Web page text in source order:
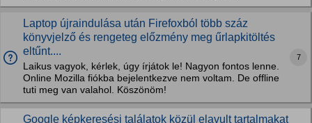
Laptop újraindulása után Firefoxból több száz
könyvjelző és rengeteg előzmény meg űrlapkitöltés
eltűnt....
Laikus vagyok, kérlek, úgy írjátok le! Nagyon fontos lenne.
Online Mozilla fiókba bejelentkezve nem voltam. De offline
tuti meg van valahol. Köszönöm!
7
Google képkeresési találatok közül elavult tartalmakat